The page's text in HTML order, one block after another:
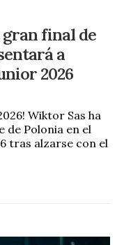
final de
a
2026
Wiktor Sas ha
de Polonia en el
tras alzarse con el